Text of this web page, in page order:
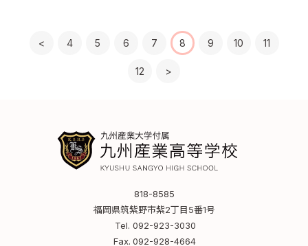
< 4 5 6 7 8 9 10 11
12 >
818-8585
福岡県筑紫野市紫2丁目5番1号
Tel. 092-923-3030
Fax. 092-928-4664